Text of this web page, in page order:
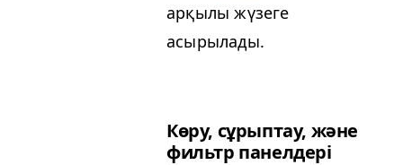
арқылы жүзеге
асырылады.
Көру, сұрыптау, және
фильтр панелдері